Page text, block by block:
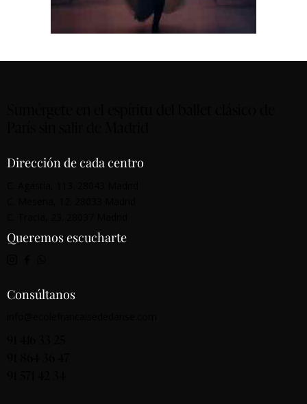
Dirección de cada centro
Queremos escucharte
Consúltanos